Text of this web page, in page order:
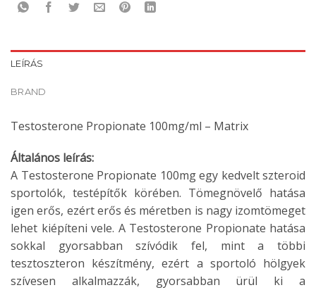
LEÍRÁS
BRAND
Testosterone Propionate 100mg/ml – Matrix
Általános leírás:
A Testosterone Propionate 100mg egy kedvelt szteroid
sportolók, testépítők körében. Tömegnövelő hatása
igen erős, ezért erős és méretben is nagy izomtömeget
lehet kiépíteni vele. A Testosterone Propionate hatása
sokkal gyorsabban szívódik fel, mint a többi
tesztoszteron készítmény, ezért a sportoló hölgyek
szívesen alkalmazzák, gyorsabban ürül ki a